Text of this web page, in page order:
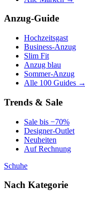
Anzug-Guide
Hochzeitsgast
Business-Anzug
Slim Fit
Anzug blau
Sommer-Anzug
Alle 100 Guides →
Trends & Sale
Sale bis −70%
Designer-Outlet
Neuheiten
Auf Rechnung
Schuhe
Nach Kategorie